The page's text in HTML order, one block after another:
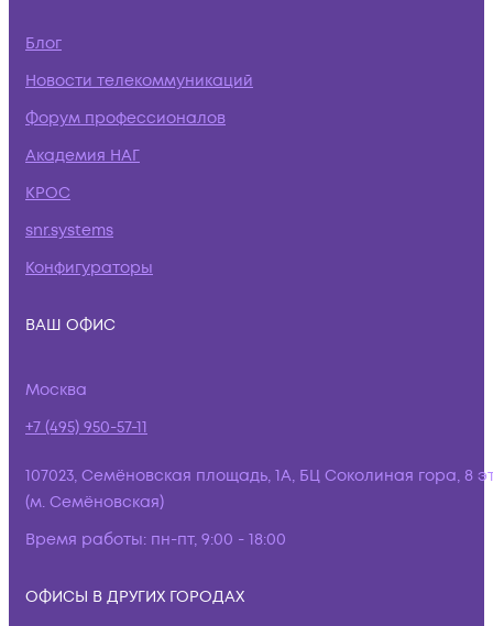
Блог
Новости телекоммуникаций
Форум профессионалов
Академия НАГ
КРОС
snr.systems
Конфигураторы
ВАШ ОФИС
Москва
+7 (495) 950-57-11
107023, Семёновская площадь, 1А, БЦ Соколиная гора, 8
(м. Семёновская)
Время работы: пн-пт, 9:00 - 18:00
ОФИСЫ В ДРУГИХ ГОРОДАХ